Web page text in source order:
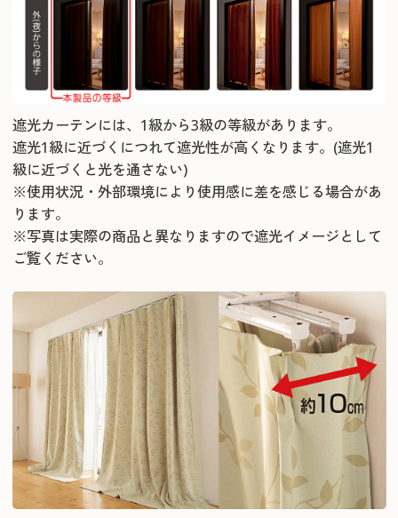
遮光カーテンには、1級から3級の等級があります。
遮光1級に近づくにつれて遮光性が高くなります。(遮光1
級に近づくと光を通さない)
※使用状況・外部環境により使用感に差を感じる場合があ
ります。
※写真は実際の商品と異なりますので遮光イメージとして
ご覧ください。